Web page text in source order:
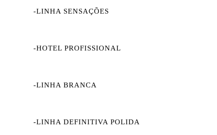
-LINHA SENSAÇÕES
-HOTEL PROFISSIONAL
-LINHA BRANCA
-LINHA DEFINITIVA POLIDA